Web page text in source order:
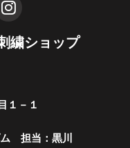
繍ショップ
１－１
ム 担当：黒川